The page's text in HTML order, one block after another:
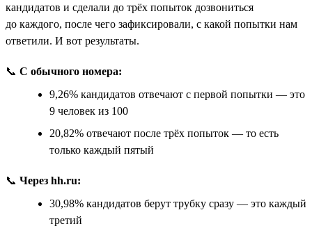
кандидатов и сделали до трёх попыток дозвониться
до каждого, после чего зафиксировали, с какой попытки нам
ответили. И вот результаты.
📞 С обычного номера:
9,26% кандидатов отвечают с первой попытки — это
9 человек из 100
20,82% отвечают после трёх попыток — то есть
только каждый пятый
📞 Через hh.ru:
30,98% кандидатов берут трубку сразу — это каждый
третий